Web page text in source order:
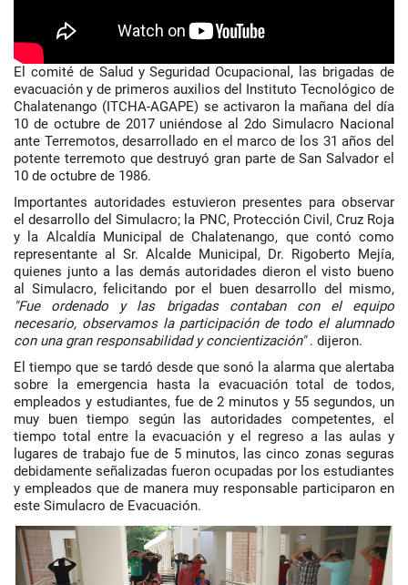
El comité de Salud y Seguridad Ocupacional, las brigadas de
evacuación y de primeros auxilios del Instituto Tecnológico de
Chalatenango (ITCHA-AGAPE) se activaron la mañana del día
10 de octubre de 2017 uniéndose al 2do Simulacro Nacional
ante Terremotos, desarrollado en el marco de los 31 años del
potente terremoto que destruyó gran parte de San Salvador el
10 de octubre de 1986.
Importantes autoridades estuvieron presentes para observar
el desarrollo del Simulacro; la PNC, Protección Civil, Cruz Roja
y la Alcaldía Municipal de Chalatenango, que contó como
representante al Sr. Alcalde Municipal, Dr. Rigoberto Mejía,
quienes junto a las demás autoridades dieron el visto bueno
al Simulacro, felicitando por el buen desarrollo del mismo,
"Fue ordenado y las brigadas contaban con el equipo
necesario, observamos la participación de todo el alumnado
con una gran responsabilidad y concientización". dijeron.
El tiempo que se tardó desde que sonó la alarma que alertaba
sobre la emergencia hasta la evacuación total de todos,
empleados y estudiantes, fue de 2 minutos y 55 segundos, un
muy buen tiempo según las autoridades competentes, el
tiempo total entre la evacuación y el regreso a las aulas y
lugares de trabajo fue de 5 minutos, las cinco zonas seguras
debidamente señalizadas fueron ocupadas por los estudiantes
y empleados que de manera muy responsable participaron en
este Simulacro de Evacuación.